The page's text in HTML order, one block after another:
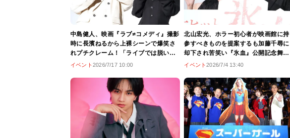
中島健人、映画『ラブ≠コメディ』撮影
時に長濱ねるから上裸シーンで爆笑さ
れプチクレーム！「ライブでは脱いだ
らとキャー！って言われるのに」
イベント2026/7/17 10:00
北山宏光、ホラー初心者が映画館に持
参すべきものを提案するも加藤千尋に
却下され苦笑い『氷血』公開記念舞台
挨拶でホラーが苦手な理由も明かす
イベント2026/7/4 13:40